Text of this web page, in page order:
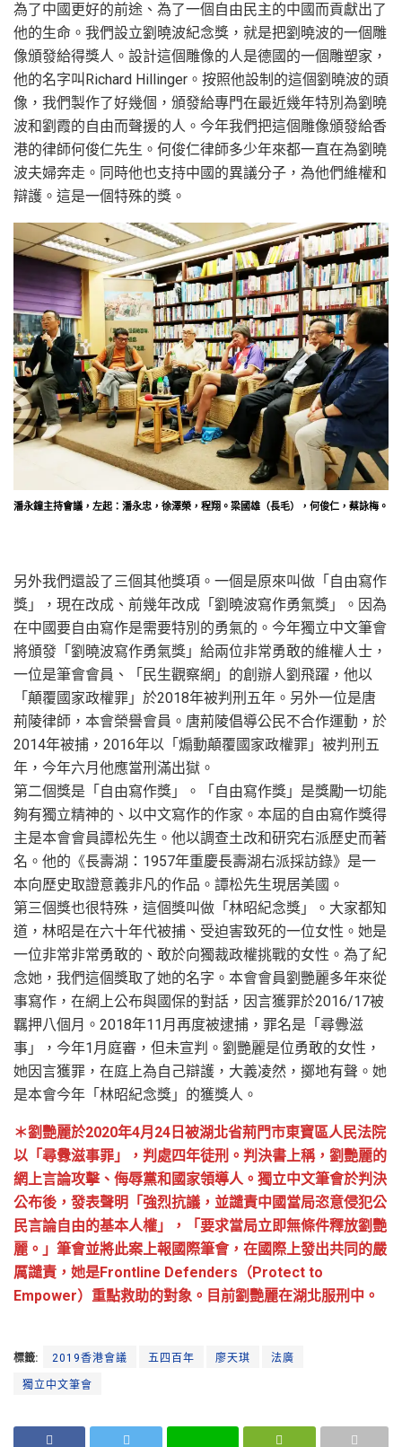
為了中國更好的前途、為了一個自由民主的中國而貢獻出了
他的生命。我們設立劉曉波紀念獎，就是把劉曉波的一個雕
像頒發給得獎人。設計這個雕像的人是德國的一個雕塑家，
他的名字叫Richard Hillinger。按照他設制的這個劉曉波的頭
像，我們製作了好幾個，頒發給專門在最近幾年特別為劉曉
波和劉霞的自由而聲援的人。今年我們把這個雕像頒發給香
港的律師何俊仁先生。何俊仁律師多少年來都一直在為劉曉
波夫婦奔走。同時他也支持中國的異議分子，為他們維權和
辯護。這是一個特殊的獎。
潘永鐘主持會議，左起：潘永忠，徐澤榮，程翔。梁國雄（長毛），何俊仁，蔡詠梅。
另外我們還設了三個其他獎項。一個是原來叫做「自由寫作
獎」，現在改成、前幾年改成「劉曉波寫作勇氣獎」。因為
在中國要自由寫作是需要特別的勇氣的。今年獨立中文筆會
將頒發「劉曉波寫作勇氣獎」給兩位非常勇敢的維權人士，
一位是筆會會員、「民生觀察網」的創辦人劉飛躍，他以
「顛覆國家政權罪」於2018年被判刑五年。另外一位是唐
荊陵律師，本會榮譽會員。唐荊陵倡導公民不合作運動，於
2014年被捕，2016年以「煽動顛覆國家政權罪」被判刑五
年，今年六月他應當刑滿出獄。
第二個獎是「自由寫作獎」。「自由寫作獎」是獎勵一切能
夠有獨立精神的、以中文寫作的作家。本屆的自由寫作獎得
主是本會會員譚松先生。他以調查土改和研究右派歷史而著
名。他的《長壽湖：1957年重慶長壽湖右派採訪錄》是一
本向歷史取證意義非凡的作品。譚松先生現居美國。
第三個獎也很特殊，這個獎叫做「林昭紀念獎」。大家都知
道，林昭是在六十年代被捕、受迫害致死的一位女性。她是
一位非常非常勇敢的、敢於向獨裁政權挑戰的女性。為了紀
念她，我們這個獎取了她的名字。本會會員劉艷麗多年來從
事寫作，在網上公布與國保的對話，因言獲罪於2016/17被
羈押八個月。2018年11月再度被逮捕，罪名是「尋釁滋
事」，今年1月庭審，但未宣判。劉艷麗是位勇敢的女性，
她因言獲罪，在庭上為自己辯護，大義凌然，擲地有聲。她
是本會今年「林昭紀念獎」的獲獎人。
＊劉艷麗於2020年4月24日被湖北省荊門市東寶區人民法院
以「尋釁滋事罪」，判處四年徒刑。判決書上稱，劉艷麗的
網上言論攻擊、侮辱黨和國家領導人。獨立中文筆會於判決
公布後，發表聲明「強烈抗議，並譴責中國當局恣意侵犯公
民言論自由的基本人權」，「要求當局立即無條件釋放劉艷
麗。」筆會並將此案上報國際筆會，在國際上發出共同的嚴
厲譴責，她是Frontline Defenders（Protect to
Empower）重點救助的對象。目前劉艷麗在湖北服刑中。
標籤: 2019香港會議 五四百年 廖天琪 法廣
獨立中文筆會